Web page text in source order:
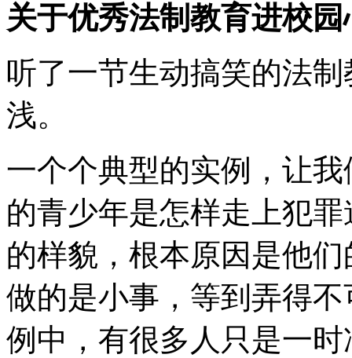
关于优秀法制教育进校
听了一节生动搞笑的法
浅。
一个个典型的实例，让
的青少年是怎样走上犯
的样貌，根本原因是他
做的是小事，等到弄得
例中，有很多人只是一